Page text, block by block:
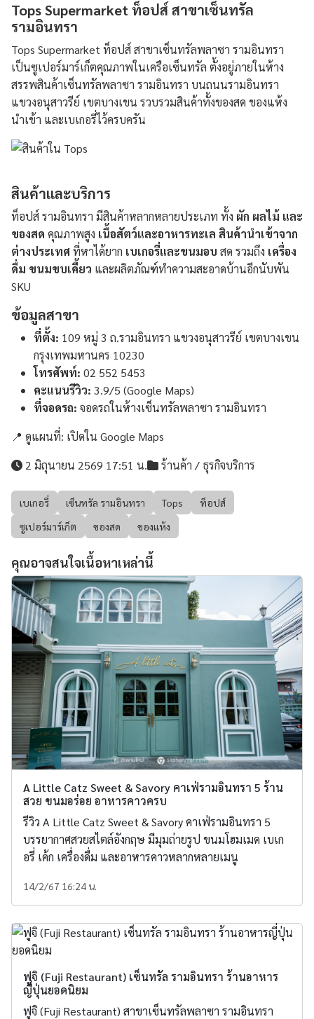
Tops Supermarket ท็อปส์ สาขาเซ็นทรัล
รามอินทรา
Tops Supermarket ท็อปส์ สาขาเซ็นทรัลพลาซา รามอินทรา
เป็นซูเปอร์มาร์เก็ตคุณภาพในเครือเซ็นทรัล ตั้งอยู่ภายในห้าง
สรรพสินค้าเซ็นทรัลพลาซา รามอินทรา บนถนนรามอินทรา
แขวงอนุสาวรีย์ เขตบางเขน รวบรวมสินค้าทั้งของสด ของแห้ง
นำเข้า และเบเกอรี่ไว้ครบครัน
สินค้าและบริการ
ท็อปส์ รามอินทรา มีสินค้าหลากหลายประเภท ทั้ง ผัก ผลไม้ และ
ของสด คุณภาพสูง เนื้อสัตว์และอาหารทะเล สินค้านำเข้าจาก
ต่างประเทศที่หาได้ยาก เบเกอรี่และขนมอบ สด รวมถึง เครื่อง
ดื่ม ขนมขบเคี้ยว และผลิตภัณฑ์ทำความสะอาดบ้านอีกนับพัน
SKU
ข้อมูลสาขา
ที่ตั้ง: 109 หมู่ 3 ถ.รามอินทรา แขวงอนุสาวรีย์ เขตบางเขน
กรุงเทพมหานคร 10230
โทรศัพท์: 02 552 5453
คะแนนรีวิว: 3.9/5 (Google Maps)
ที่จอดรถ: จอดรถในห้างเซ็นทรัลพลาซา รามอินทรา
📍 ดูแผนที่: เปิดใน Google Maps
2 มิถุนายน 2569 17:51 น.
ร้านค้า / ธุรกิจบริการ
เบเกอรี่ เซ็นทรัล รามอินทรา Tops
ท็อปส์
ซูเปอร์มาร์เก็ต
ของสด ของแห้ง
คุณอาจสนใจเนื้อหาเหล่านี้
A Little Catz Sweet & Savory คาเฟ่รามอินทรา 5 ร้าน
สวย ขนมอร่อย อาหารคาวครบ
รีวิว A Little Catz Sweet & Savory คาเฟ่รามอินทรา 5
บรรยากาศสวยสไตล์อังกฤษ มีมุมถ่ายรูป ขนมโฮมเมด เบเก
อรี่ เค้ก เครื่องดื่ม และอาหารคาวหลากหลายเมนู
14/2/67 16:24 น.
ฟูจิ (Fuji Restaurant) เซ็นทรัล รามอินทรา ร้านอาหาร
ญี่ปุ่นยอดนิยม
ฟูจิ (Fuji Restaurant) สาขาเซ็นทรัลพลาซา รามอินทรา